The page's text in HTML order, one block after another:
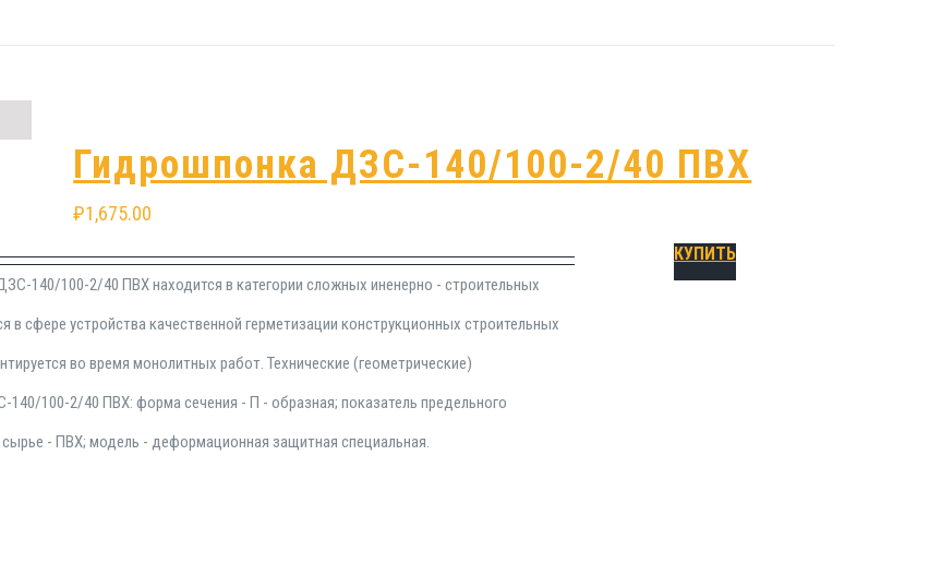
Гидрошпонка ДЗС-140/100-2/40 ПВХ
₽1,675.00
140/100-2/40 ПВХ находится в категории сложных иненерно - строительных
в сфере устройства качественной герметизации конструкционных строительных
во время монолитных работ. Технические (геометрические)
140/100-2/40 ПВХ: форма сечения - П - образная; показатель предельного
сырье - ПВХ; модель - деформационная защитная специальная.
КУПИТЬ